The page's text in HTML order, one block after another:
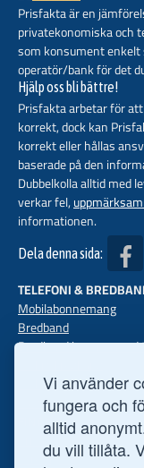
Vi använder
fungera och
alltid
du vill tillåta.
Prisfakta är en
privatekonomiska och
som konsument
operatör/bank för det
Hjälp oss bli bättre!
Prisfakta arbetar för
korrekt, dock kan
korrekt eller hållas
baserade på den
Dubbelkolla alltid med
verkar fel,
informationen.
Dela denna sida:
TELEFONI &
Mobilabonnemang
Bredband
Bredband hemma med
Mobiler med abon
Fast telefoni
FINANS
Privatlån
Företagslån